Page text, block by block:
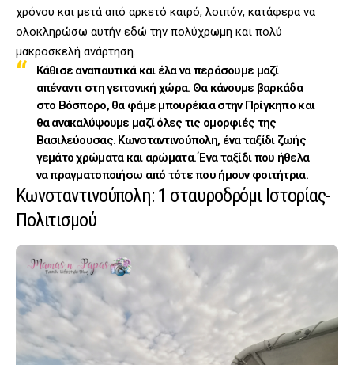
χρόνου και μετά από αρκετό καιρό, λοιπόν, κατάφερα να
ολοκληρώσω αυτήν εδώ την πολύχρωμη και πολύ
μακροσκελή ανάρτηση.
Κάθισε αναπαυτικά και έλα να περάσουμε μαζί
απέναντι στη γειτονική χώρα. Θα κάνουμε βαρκάδα
στο Βόσπορο, θα φάμε μπουρέκια στην Πρίγκηπο και
θα ανακαλύψουμε μαζί όλες τις ομορφιές της
Βασιλεύουσας. Κωνσταντινούπολη, ένα ταξίδι ζωής
γεμάτο χρώματα και αρώματα. Ένα ταξίδι που ήθελα
να πραγματοποιήσω από τότε που ήμουν φοιτήτρια.
Κωνσταντινούπολη: 1 σταυροδρόμι Ιστορίας-
Πολιτισμού